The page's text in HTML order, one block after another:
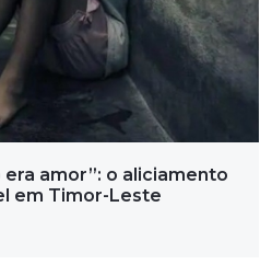
era amor”: o aliciamento
em Timor-Leste